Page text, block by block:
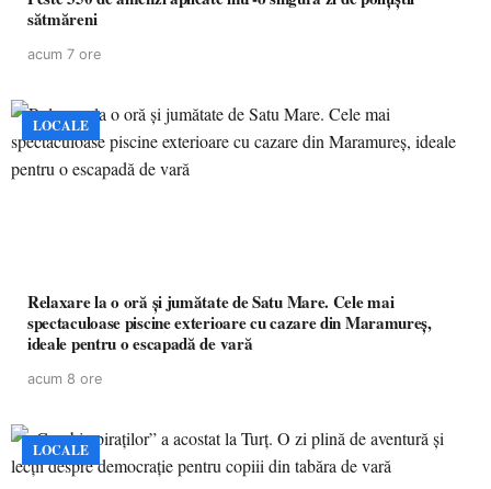
sătmăreni
acum 7 ore
LOCALE
Relaxare la o oră și jumătate de Satu Mare. Cele mai
spectaculoase piscine exterioare cu cazare din Maramureș,
ideale pentru o escapadă de vară
acum 8 ore
LOCALE